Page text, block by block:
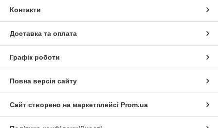
Контакти
Доставка та оплата
Графік роботи
Повна версія сайту
Сайт створено на маркетплейсі Prom.ua